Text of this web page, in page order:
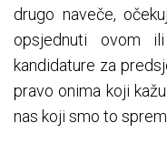
drugo naveče,
opsjednuti ovom
kandidature za
pravo onima koji
nas koji smo to